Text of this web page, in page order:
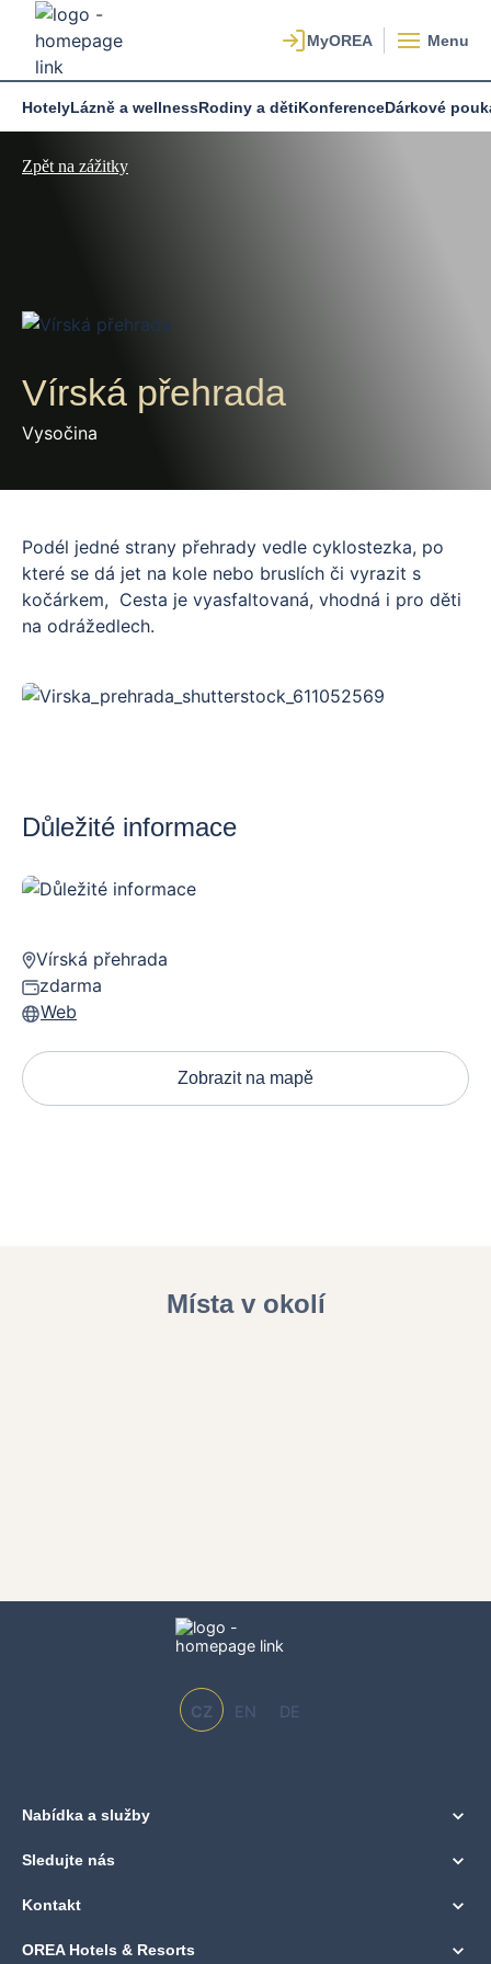
Menu
HotelyLázně a wellnessRodiny a dětiKonferenceDárkové
Zpět na zážitky
Vírská přehrada
Vysočina
Podél jedné strany přehrady vedle cyklostezka, po
které se dá jet na kole nebo bruslích či vyrazit s
kočárkem, Cesta je vyasfaltovaná, vhodná i pro děti
na odrážedlech.
Důležité informace
Vírská přehrada
zdarma
Web
Zobrazit na mapě
Místa v okolí
CZ EN DE
Nabídka a služby
Sledujte nás
Kontakt
OREA Hotels & Resorts